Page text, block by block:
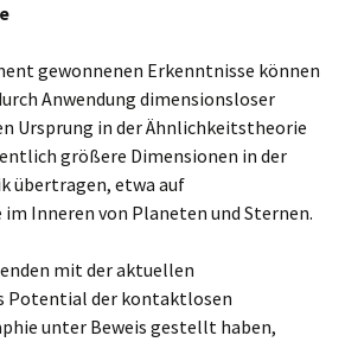
gewonnenen Erkenntnisse können
Anwendung dimensionsloser
Ursprung in der Ähnlichkeitstheorie
größere Dimensionen in der
übertragen, etwa auf
Inneren von Planeten und Sternen.
mit der aktuellen
Potential der kontaktlosen
unter Beweis gestellt haben,